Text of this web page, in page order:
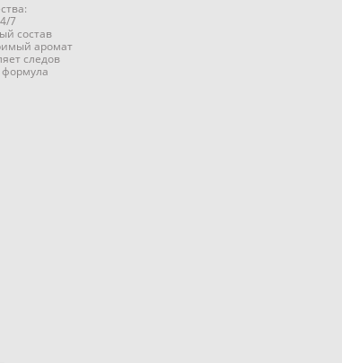
7
состав
аромат
следов
формула